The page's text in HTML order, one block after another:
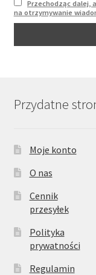
Przechodząc dalej,
na otrzymywanie
Przydatne
Moje konto
O nas
Cennik
przesyłek
Polityka
prywatności
Regulamin